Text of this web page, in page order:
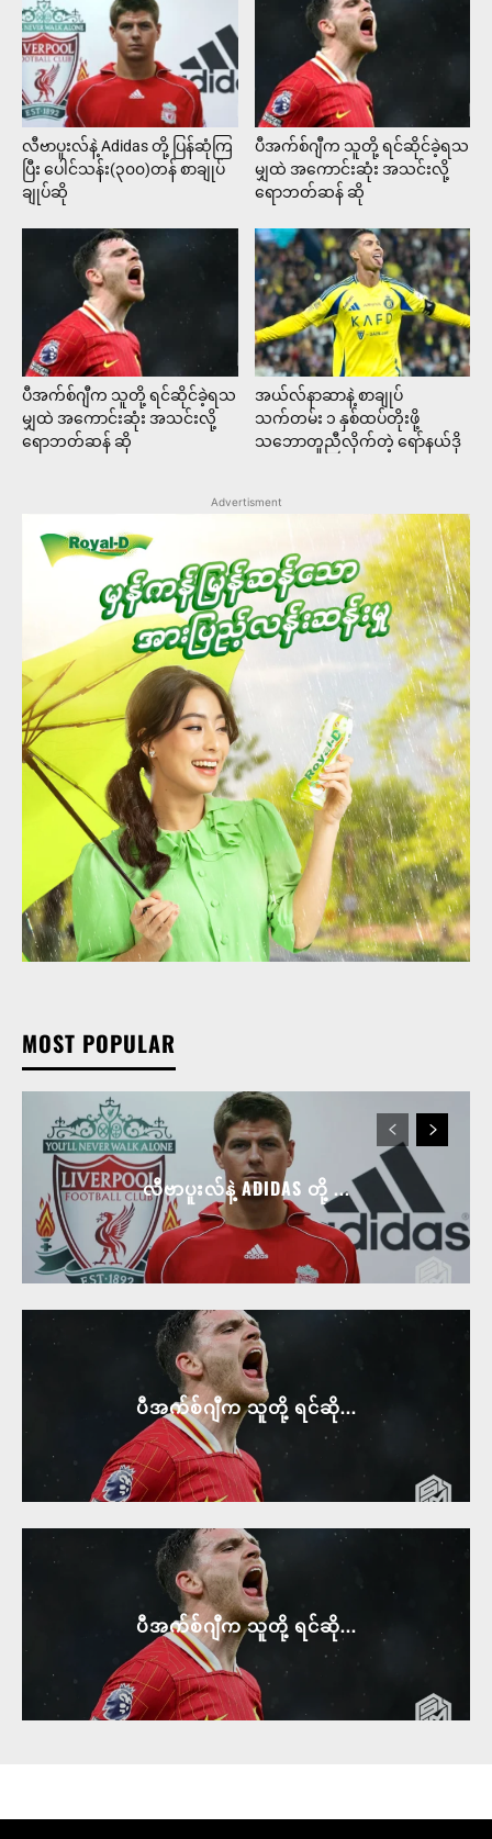
လီဗာပူးလ်နဲ့ Adidas တို့ ပြန်ဆုံကြ
ပြီး ပေါင်သန်း(၃၀၀)တန် စာချုပ်
ချုပ်ဆို
ပီအက်စ်ဂျီက သူတို့ ရင်ဆိုင်ခဲ့ရသ
မျှထဲ အကောင်းဆုံး အသင်းလို့
ရောဘတ်ဆန် ဆို
ပီအက်စ်ဂျီက သူတို့ ရင်ဆိုင်ခဲ့ရသ
မျှထဲ အကောင်းဆုံး အသင်းလို့
ရောဘတ်ဆန် ဆို
အယ်လ်နာဆာနဲ့ စာချုပ်
သက်တမ်း ၁ နှစ်ထပ်တိုးဖို့
သဘောတူညီလိုက်တဲ့ ရော်နယ်ဒို
Advertisment
MOST POPULAR
လီဗာပူးလ်နဲ့ ADIDAS တို့ ...
ပီအက်စ်ဂျီက သူတို့ ရင်ဆို...
ပီအက်စ်ဂျီက သူတို့ ရင်ဆို...